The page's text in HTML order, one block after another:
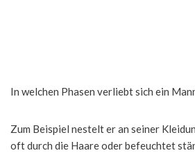
In welchen Phasen verliebt sich ein
Zum Beispiel nestelt er an seiner
oft durch die Haare oder befeuchtet